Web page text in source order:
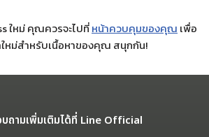
ใหม่ คุณควรจะไปที่หน้าควบคุมของคุณ เพื่อ
ใหม่สำหรับเนื้อหาของคุณ สนุกกัน!
ถามเพิ่มเติมได้ที่ Line Official